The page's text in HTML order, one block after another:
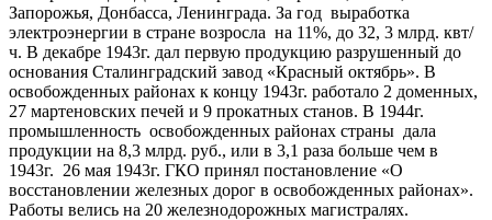
Запорожья, Донбасса, Ленинграда. За год выработка
электроэнергии в стране возросла на 11%, до 32, 3 млрд. квт/
ч. В декабре 1943г. дал первую продукцию разрушенный до
основания Сталинградский завод «Красный октябрь». В
освобожденных районах к концу 1943г. работало 2 доменных,
27 мартеновских печей и 9 прокатных станов. В 1944г.
промышленность освобожденных районах страны дала
продукции на 8,3 млрд. руб., или в 3,1 раза больше чем в
1943г. 26 мая 1943г. ГКО принял постановление «О
восстановлении железных дорог в освобожденных районах».
Работы велись на 20 железнодорожных магистралях.